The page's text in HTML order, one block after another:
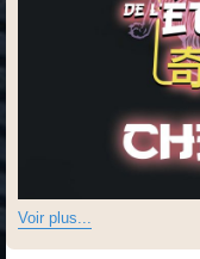
Voir plus...